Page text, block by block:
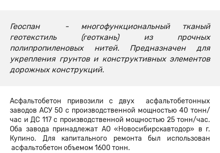
Геоспан - многофункциональный тканый
геотекстиль (геоткань) из прочных
полипропиленовых нитей. Предназначен для
укрепления грунтов и конструктивных элементов
дорожных конструкций.
Асфальтобетон привозили с двух асфальтобетонных
заводов АСУ 50 с производственной мощностью 40 тонн/
час и ДС 117 с производственной мощностью 25 тонн/час.
Оба завода принадлежат АО «Новосибирскавтодор» в г.
Купино. Для капитального ремонта был использован
асфальтобетон объемом 1600 тонн.